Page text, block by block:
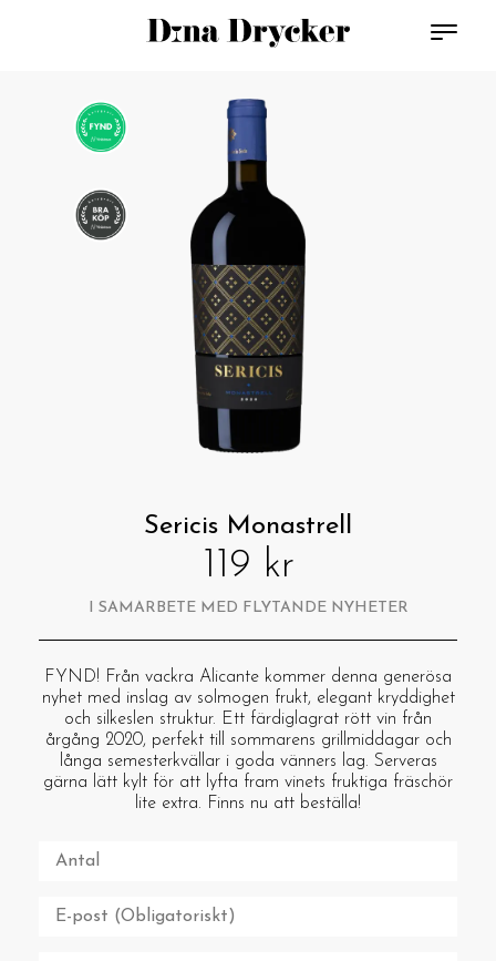
Sericis Monastrell
119 kr
I SAMARBETE MED FLYTANDE NYHETER
FYND! Från vackra Alicante kommer denna generösa
nyhet med inslag av solmogen frukt, elegant kryddighet
och silkeslen struktur. Ett färdiglagrat rött vin från
årgång 2020, perfekt till sommarens grillmiddagar och
långa semesterkvällar i goda vänners lag. Serveras
gärna lätt kylt för att lyfta fram vinets fruktiga fräschör
lite extra. Finns nu att beställa!